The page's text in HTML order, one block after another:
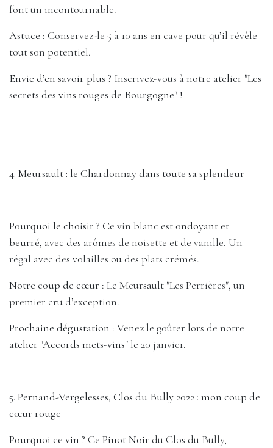
font un incontournable.
Astuce : Conservez-le 5 à 10 ans en cave pour qu’il révèle
tout son potentiel.
Envie d’en savoir plus ? Inscrivez-vous à notre atelier "Les
secrets des vins rouges de Bourgogne" !
4. Meursault : le Chardonnay dans toute sa splendeur
Pourquoi le choisir ? Ce vin blanc estondoyant et
beurré, avec des arômes de noisette et de vanille. Un
régal avec des volailles ou des plats crémés.
Notre coup de cœur : Le Meursault "Les Perrières", un
premier cru d’exception.
Prochaine dégustation : Venez le goûter lors de notre
atelier "Accords mets-vins" le 20 janvier.
5. Pernand-Vergelesses, Clos du Bully 2022 : mon coup de
cœur rouge
Pourquoi ce vin ? Ce Pinot Noir du Clos du Bully,